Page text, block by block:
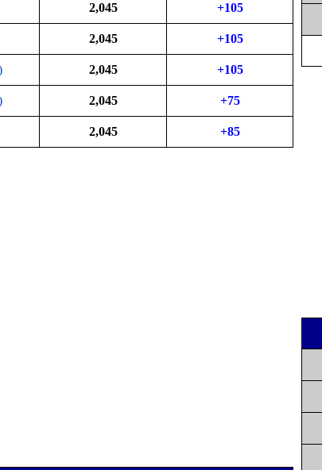
2,045 +105
2,045 +105
2,045 +105
2,045 +75
2,045 +85